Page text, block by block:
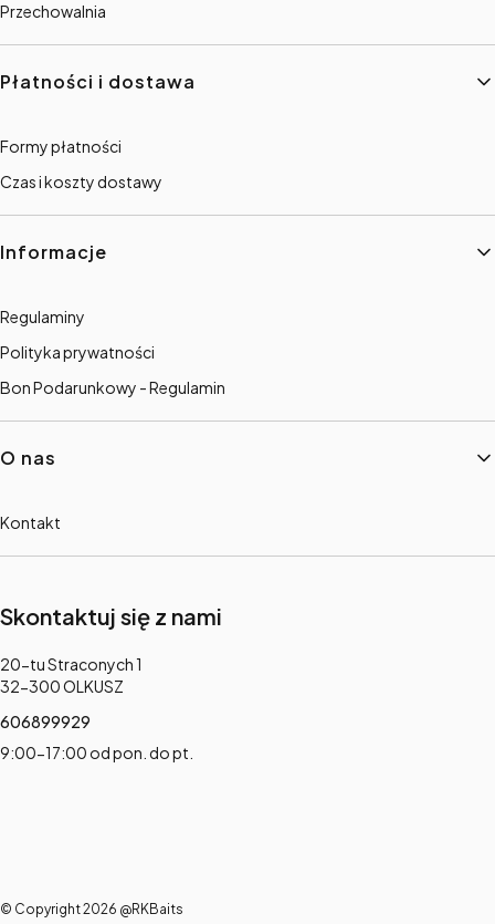
Przechowalnia
Płatności i dostawa
Formy płatności
Czas i koszty dostawy
Informacje
Regulaminy
Polityka prywatności
Bon Podarunkowy - Regulamin
O nas
Kontakt
Skontaktuj się z nami
Adres:
20-tu Straconych 1
32-300 OLKUSZ
606899929
9:00-17:00 od pon. do pt.
© Copyright 2026 @RKBaits